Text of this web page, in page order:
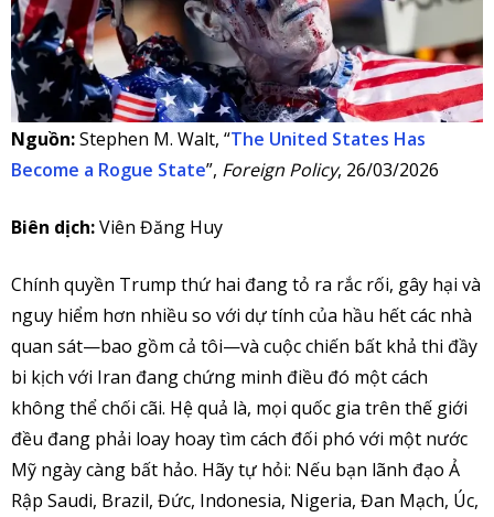
Nguồn:Stephen M. Walt, “The United States Has
Become a Rogue State”, Foreign Policy, 26/03/2026
Biên dịch:Viên Đăng Huy
Chính quyền Trump thứ hai đang tỏ ra rắc rối, gây hại và
nguy hiểm hơn nhiều so với dự tính của hầu hết các nhà
quan sát—bao gồm cả tôi—và cuộc chiến bất khả thi đầy
bi kịch với Iran đang chứng minh điều đó một cách
không thể chối cãi. Hệ quả là, mọi quốc gia trên thế giới
đều đang phải loay hoay tìm cách đối phó với một nước
Mỹ ngày càng bất hảo. Hãy tự hỏi: Nếu bạn lãnh đạo Ả
Rập Saudi, Brazil, Đức, Indonesia, Nigeria, Đan Mạch, Úc,